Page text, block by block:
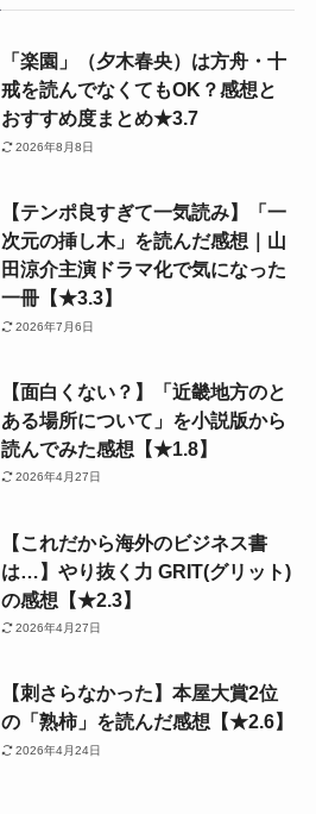
「楽園」（夕木春央）は方舟・十
戒を読んでなくてもOK？感想と
おすすめ度まとめ★3.7
2026年8月8日
【テンポ良すぎて一気読み】「一
次元の挿し木」を読んだ感想｜山
田涼介主演ドラマ化で気になった
一冊【★3.3】
2026年7月6日
【面白くない？】「近畿地方のと
ある場所について」を小説版から
読んでみた感想【★1.8】
2026年4月27日
【これだから海外のビジネス書
は…】やり抜く力 GRIT(グリット)
の感想【★2.3】
2026年4月27日
【刺さらなかった】本屋大賞2位
の「熟柿」を読んだ感想【★2.6】
2026年4月24日